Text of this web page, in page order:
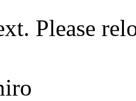
Please